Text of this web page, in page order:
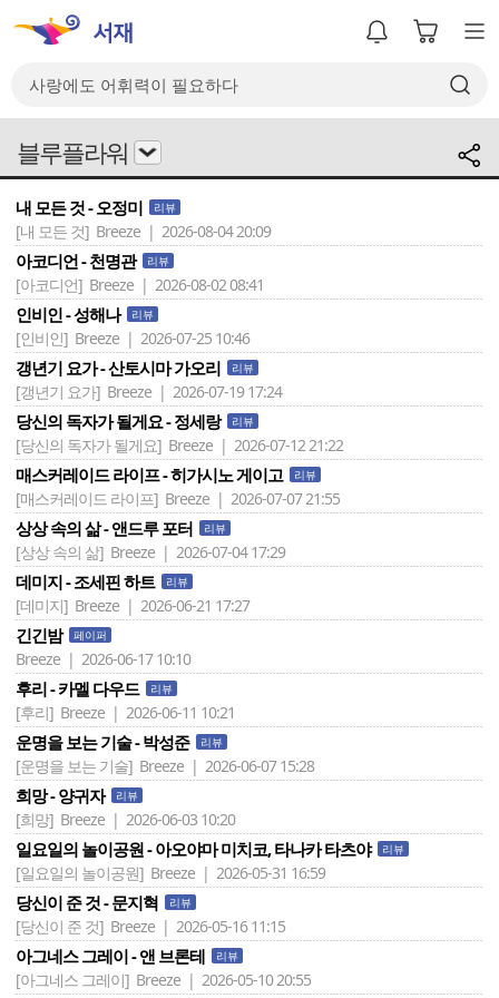
블루플라워
내 모든 것 - 오정미 리뷰
[내 모든 것] Breeze | 2026-08-04 20:09
아코디언 - 천명관 리뷰
[아코디언] Breeze | 2026-08-02 08:41
인비인 - 성해나 리뷰
[인비인] Breeze | 2026-07-25 10:46
갱년기 요가 - 산토시마 가오리 리뷰
[갱년기 요가] Breeze | 2026-07-19 17:24
당신의 독자가 될게요 - 정세랑 리뷰
[당신의 독자가 될게요] Breeze | 2026-07-12 21:22
매스커레이드 라이프 - 히가시노 게이고 리뷰
[매스커레이드 라이프] Breeze | 2026-07-07 21:55
상상 속의 삶 - 앤드루 포터 리뷰
[상상 속의 삶] Breeze | 2026-07-04 17:29
데미지 - 조세핀 하트 리뷰
[데미지] Breeze | 2026-06-21 17:27
긴긴밤 페이퍼
Breeze | 2026-06-17 10:10
후리 - 카멜 다우드 리뷰
[후리] Breeze | 2026-06-11 10:21
운명을 보는 기술 - 박성준 리뷰
[운명을 보는 기술] Breeze | 2026-06-07 15:28
희망 - 양귀자 리뷰
[희망] Breeze | 2026-06-03 10:20
일요일의 놀이공원 - 아오야마 미치코, 타나카 타츠야 리뷰
[일요일의 놀이공원] Breeze | 2026-05-31 16:59
당신이 준 것 - 문지혁 리뷰
[당신이 준 것] Breeze | 2026-05-16 11:15
아그네스 그레이 - 앤 브론테 리뷰
[아그네스 그레이] Breeze | 2026-05-10 20:55